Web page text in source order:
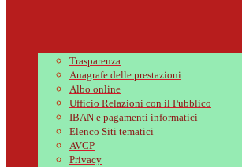
Trasparenza
Anagrafe delle prestazioni
Albo online
Ufficio Relazioni con il Pubblico
IBAN e pagamenti informatici
Elenco Siti tematici
AVCP
Privacy